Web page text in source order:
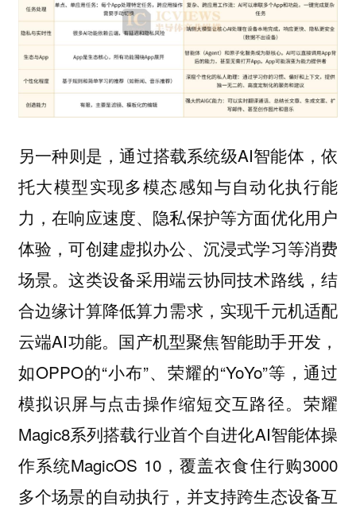
另一种则是，通过搭载系统级AI智能体，依
托大模型实现多模态感知与自动化执行能
力，在响应速度、隐私保护等方面优化用户
体验，可创建虚拟办公、沉浸式学习等消费
场景。这类设备采用端云协同技术路线，结
合边缘计算降低算力需求，实现千元机适配
云端AI功能。国产机型聚焦智能助手开发，
如OPPO的“小布”、荣耀的“YoYo”等，通过
模拟识屏与点击操作缩短交互路径。荣耀
Magic8系列搭载行业首个自进化AI智能体操
作系统MagicOS 10，覆盖衣食住行购3000
多个场景的自动执行，并支持跨生态设备互